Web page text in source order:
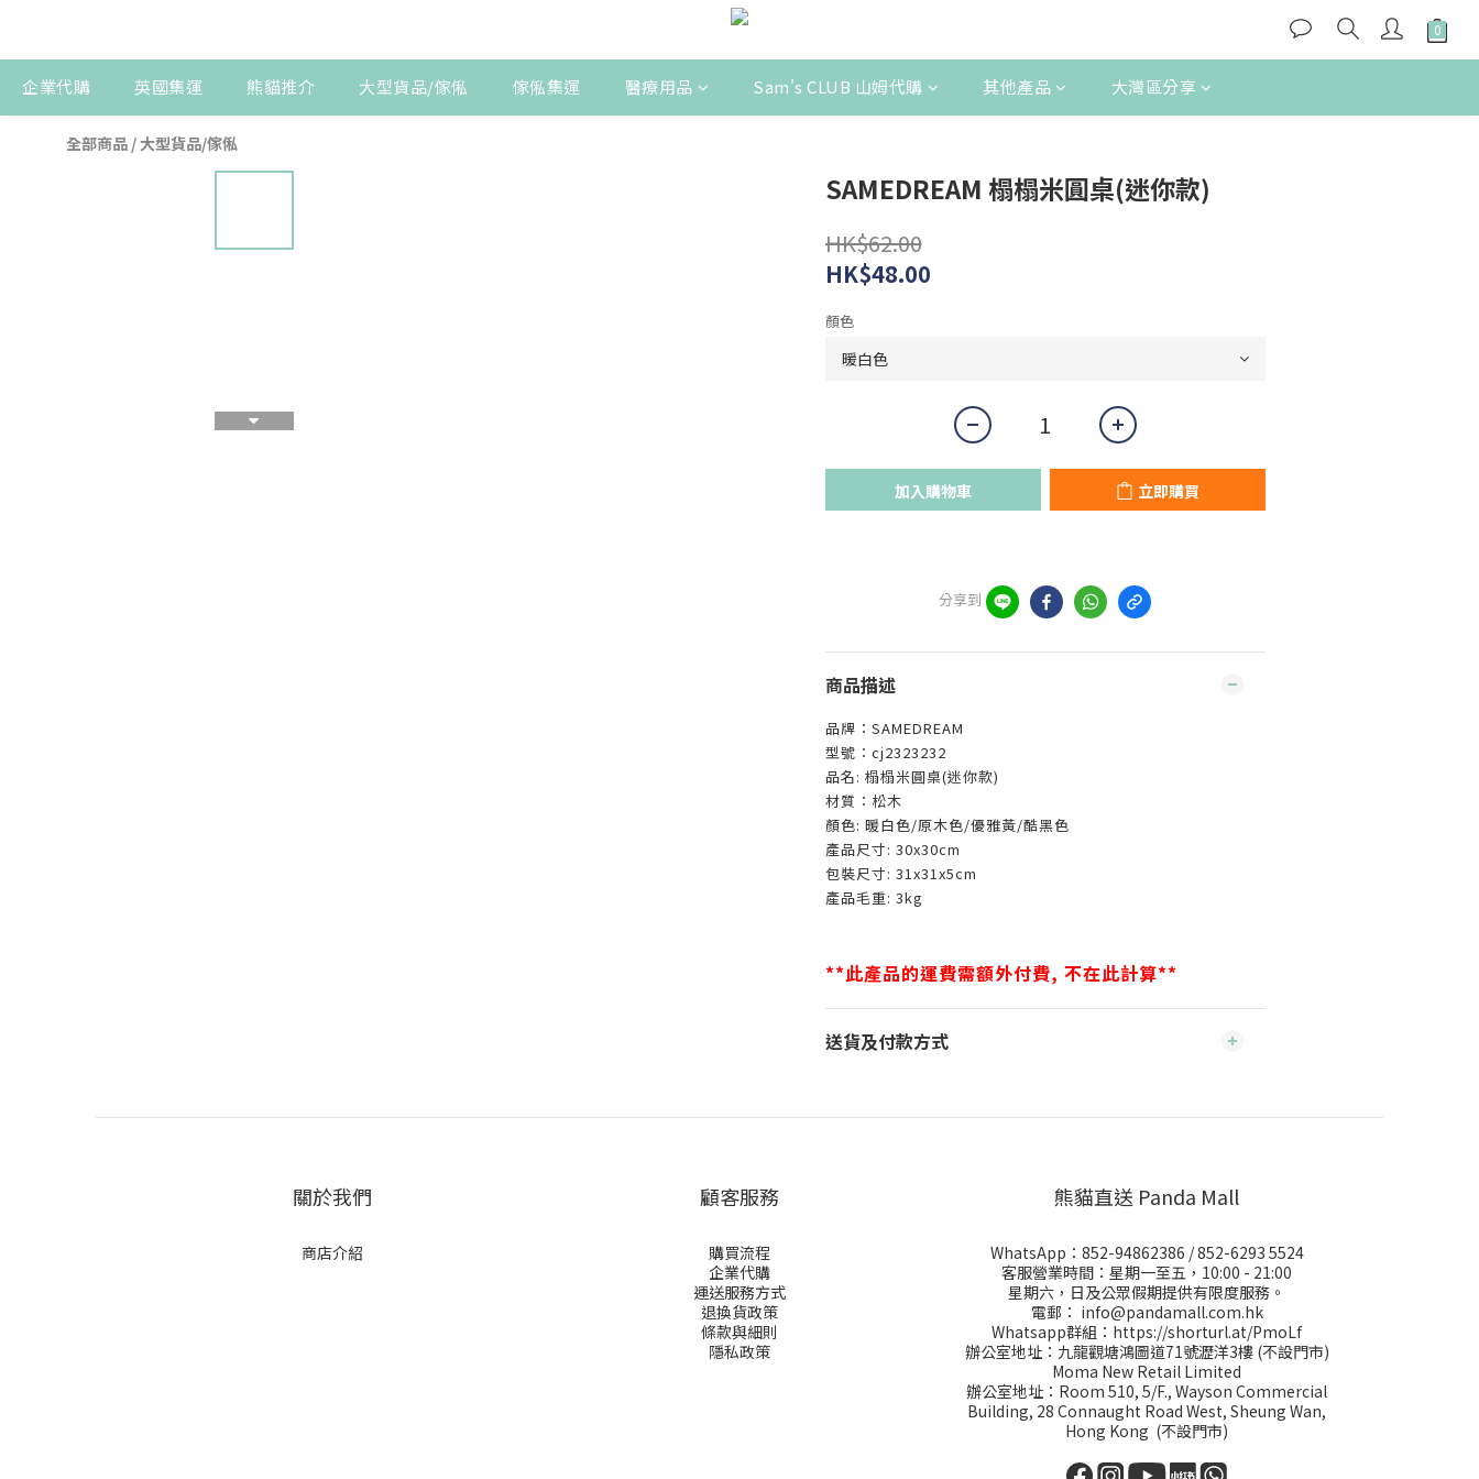
企業代購 英國集運 熊貓推介 大型貨品/傢俬 傢俬集運 醫療用品 Sam's CLUB 山姆代購 其他產品 大灣區分享
全部商品 /大型貨品/傢俬
SAMEDREAM 榻榻米圓桌(迷你款)
HK$62.00
HK$48.00
顏色
加入購物車 立即購買
分享到
商品描述
品牌：SAMEDREAM
型號：cj2323232
品名: 榻榻米圓桌(迷你款)
材質：松木
顏色: 暖白色/原木色/優雅黃/酷黑色
產品尺寸: 30x30cm
包裝尺寸: 31x31x5cm
產品毛重: 3kg
**此產品的運費需額外付費, 不在此計算**
送貨及付款方式
關於我們
商店介紹
顧客服務
購買流程
企業代購
運送服務方式
退換貨政策
條款與細則
隱私政策
熊貓直送 Panda Mall
WhatsApp： 852-94862386 /852-6293 5524
客服營業時間：星期一至五，10:00 - 21:00
星期六，日及公眾假期提供有限度服務。
電郵： info@pandamall.com.hk
Whatsapp群組： https://shorturl.at/PmoLf
辦公室地址：九龍觀塘鴻圖道71號瀝洋3樓 (不設門市)
Moma New Retail Limited
辦公室地址：Room 510, 5/F., Wayson Commercial
Building, 28 Connaught Road West, Sheung Wan,
Hong Kong (不設門市)